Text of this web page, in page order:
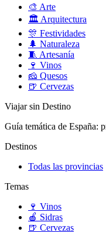
🎨 Arte
🏛️ Arquitectura
🎊 Festividades
🌲 Naturaleza
🧵 Artesanía
🍷 Vinos
🧀 Quesos
🍺 Cervezas
Viajar sin Destino
Guía temática de España:
Destinos
Todas las provincias
Temas
🍷 Vinos
🍎 Sidras
🍺 Cervezas